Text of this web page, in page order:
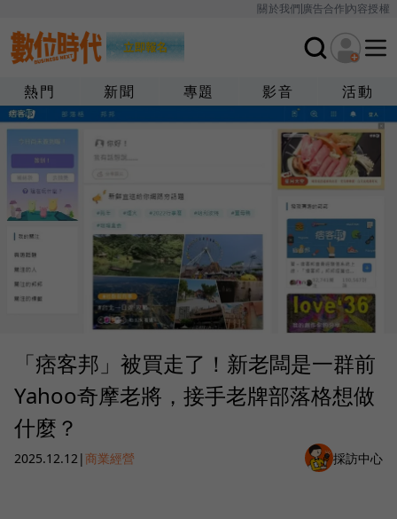
關於我們廣告合作內容授權
熱門 新聞 專題 影音 活動
「痞客邦」被買走了！新老闆是一群前
Yahoo奇摩老將，接手老牌部落格想做
什麼？
2025.12.12|商業經營 採訪中心